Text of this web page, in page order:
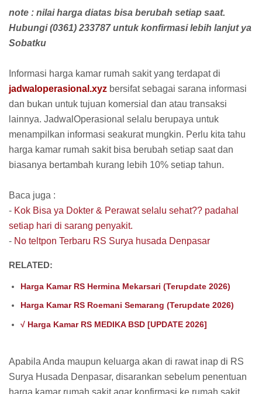
note : nilai harga diatas bisa berubah setiap saat.
Hubungi (0361) 233787 untuk konfirmasi lebih lanjut ya
Sobatku
Informasi harga kamar rumah sakit yang terdapat di
jadwaloperasional.xyz bersifat sebagai sarana informasi
dan bukan untuk tujuan komersial dan atau transaksi
lainnya. JadwalOperasional selalu berupaya untuk
menampilkan informasi seakurat mungkin. Perlu kita tahu
harga kamar rumah sakit bisa berubah setiap saat dan
biasanya bertambah kurang lebih 10% setiap tahun.
Baca juga :
- Kok Bisa ya Dokter & Perawat selalu sehat?? padahal
setiap hari di sarang penyakit.
- No teltpon Terbaru RS Surya husada Denpasar
RELATED:
Harga Kamar RS Hermina Mekarsari (Terupdate 2026)
Harga Kamar RS Roemani Semarang (Terupdate 2026)
√ Harga Kamar RS MEDIKA BSD [UPDATE 2026]
Apabila Anda maupun keluarga akan di rawat inap di RS
Surya Husada Denpasar, disarankan sebelum penentuan
harga kamar rumah sakit agar konfirmasi ke rumah sakit